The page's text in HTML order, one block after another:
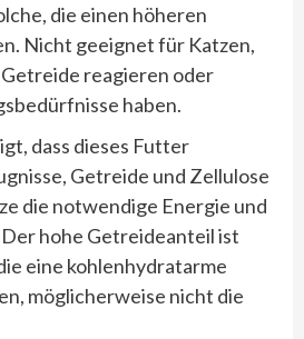
die einen höheren
Nicht geeignet für Katzen,
reagieren oder
haben.
dass dieses Futter
Getreide und Zellulose
die notwendige Energie und
hohe Getreideanteil ist
eine kohlenhydratarme
möglicherweise nicht die